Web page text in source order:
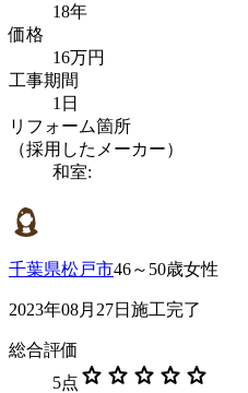
18年
価格
16万円
工事期間
1日
リフォーム箇所
（採用したメーカー）
和室:
千葉県松戸市46～50歳女性
2023年08月27日施工完了
総合評価
5点 star star star star star